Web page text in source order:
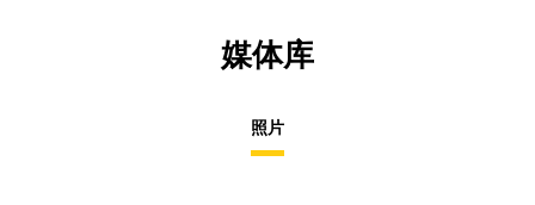
媒体库
照片